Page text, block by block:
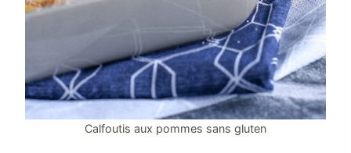
Calfoutis aux pommes sans gluten